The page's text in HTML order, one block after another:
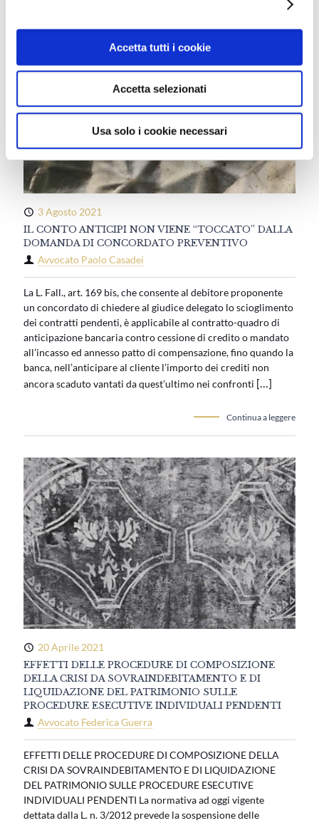
Accetta tutti i cookie
Accetta selezionati
Usa solo i cookie necessari
Avvocato Paolo Casadei
3 Agosto 2021
IL CONTO ANTICIPI NON VIENE “TOCCATO” DALLA
DOMANDA DI CONCORDATO PREVENTIVO
La L. Fall., art. 169 bis, che consente al debitore proponente
un concordato di chiedere al giudice delegato lo scioglimento
dei contratti pendenti, è applicabile al contratto-quadro di
anticipazione bancaria contro cessione di credito o mandato
all’incasso ed annesso patto di compensazione, fino quando la
banca, nell’anticipare al cliente l’importo dei crediti non
ancora scaduto vantati da quest’ultimo nei confronti […]
Continua a leggere
Avvocato Federica Guerra
20 Aprile 2021
EFFETTI DELLE PROCEDURE DI COMPOSIZIONE
DELLA CRISI DA SOVRAINDEBITAMENTO E DI
LIQUIDAZIONE DEL PATRIMONIO SULLE
PROCEDURE ESECUTIVE INDIVIDUALI PENDENTI
EFFETTI DELLE PROCEDURE DI COMPOSIZIONE DELLA
CRISI DA SOVRAINDEBITAMENTO E DI LIQUIDAZIONE
DEL PATRIMONIO SULLE PROCEDURE ESECUTIVE
INDIVIDUALI PENDENTI La normativa ad oggi vigente
dettata dalla L. n. 3/2012 prevede la sospensione delle